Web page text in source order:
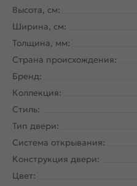
Высота, см:
Ширина, см:
Толщина, мм:
Страна происхождения:
Бренд:
Коллекция:
Стиль:
Тип двери:
Система открывания:
Конструкция двери:
Цвет: